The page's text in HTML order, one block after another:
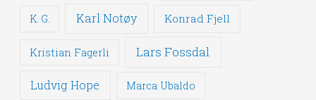
K. G. Karl Notøy Konrad Fjell
Kristian Fagerli Lars Fossdal
Ludvig Hope Marca Ubaldo